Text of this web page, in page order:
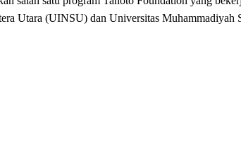
Utara (UINSU) dan Universitas Muhammadiyah